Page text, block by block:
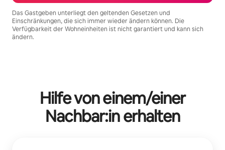
Das Gastgeben unterliegt den geltenden Gesetzen und
Einschränkungen, die sich immer wieder ändern können. Die
Verfügbarkeit der Wohneinheiten ist nicht garantiert und kann sich
ändern.
Hilfe von einem/einer
Nachbar:in erhalten